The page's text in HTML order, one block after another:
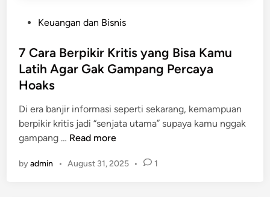
s
t
e
i
n
Keuangan dan Bisnis
7 Cara Berpikir Kritis yang Bisa Kamu
Latih Agar Gak Gampang Percaya
Hoaks
Di era banjir informasi seperti sekarang, kemampuan
berpikir kritis jadi “senjata utama” supaya kamu nggak
gampang … 7
a
Read more
byadmin • August 31, 2025 • 1